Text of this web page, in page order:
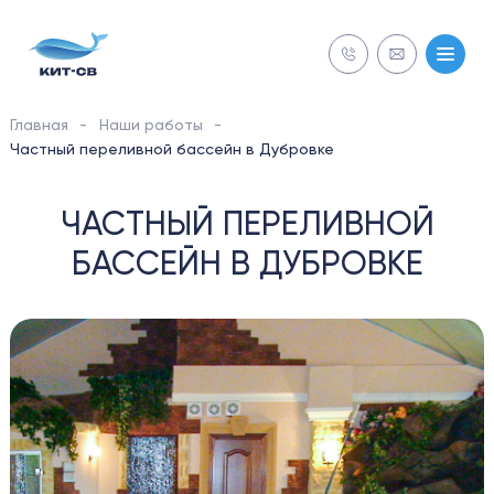
NECON
ОБСЛУЖИВАНИЕ
РЕМОНТ
ОБОРУДОВАНИЕ
Главная
Наши работы
Частный переливной бассейн в Дубровке
ЧАСТНЫЙ ПЕРЕЛИВНОЙ
БАССЕЙН В ДУБРОВКЕ
Бесплатная
Бесплатная